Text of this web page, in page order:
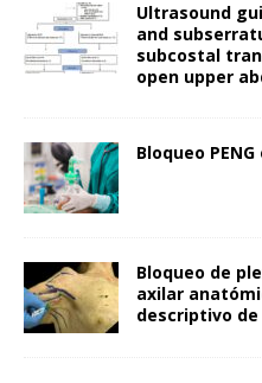
Ultrasound
and
subcostal
open upper
Bloqueo
Bloqueo de
axilar
descriptivo